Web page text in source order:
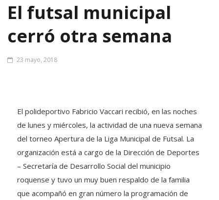
El futsal municipal
cerró otra semana
23 mayo, 2018
El polideportivo Fabricio Vaccari recibió, en las noches
de lunes y miércoles, la actividad de una nueva semana
del torneo Apertura de la Liga Municipal de Futsal. La
organización está a cargo de la Dirección de Deportes
– Secretaría de Desarrollo Social del municipio
roquense y tuvo un muy buen respaldo de la familia
que acompañó en gran número la programación de